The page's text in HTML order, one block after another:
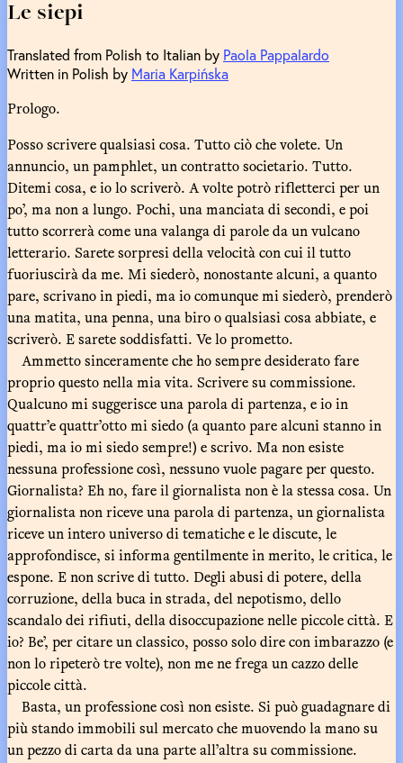
Le siepi
Translated from Polish to Italian by Paola Pappalardo
Written in Polish by Maria Karpińska
Prologo.
Posso scrivere qualsiasi cosa. Tutto ciò che volete. Un
annuncio, un pamphlet, un contratto societario. Tutto.
Ditemi cosa, e io lo scriverò. A volte potrò rifletterci per un
po’, ma non a lungo. Pochi, una manciata di secondi, e poi
tutto scorrerà come una valanga di parole da un vulcano
letterario. Sarete sorpresi della velocità con cui il tutto
fuoriuscirà da me. Mi siederò, nonostante alcuni, a quanto
pare, scrivano in piedi, ma io comunque mi siederò, prenderò
una matita, una penna, una biro o qualsiasi cosa abbiate, e
scriverò. E sarete soddisfatti. Ve lo prometto.
Ammetto sinceramente che ho sempre desiderato fare
proprio questo nella mia vita. Scrivere su commissione.
Qualcuno mi suggerisce una parola di partenza, e io in
quattr’e quattr’otto mi siedo (a quanto pare alcuni stanno in
piedi, ma io mi siedo sempre!) e scrivo. Ma non esiste
nessuna professione così, nessuno vuole pagare per questo.
Giornalista? Eh no, fare il giornalista non è la stessa cosa. Un
giornalista non riceve una parola di partenza, un giornalista
riceve un intero universo di tematiche e le discute, le
approfondisce, si informa gentilmente in merito, le critica, le
espone. E non scrive di tutto. Degli abusi di potere, della
corruzione, della buca in strada, del nepotismo, dello
scandalo dei rifiuti, della disoccupazione nelle piccole città. E
io? Be’, per citare un classico, posso solo dire con imbarazzo (e
non lo ripeterò tre volte), non me ne frega un cazzo delle
piccole città.
Basta, un professione così non esiste. Si può guadagnare di
più stando immobili sul mercato che muovendo la mano su
un pezzo di carta da una parte all’altra su commissione.